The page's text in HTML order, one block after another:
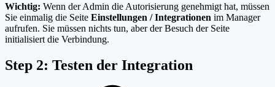
Wichtig: Wenn der Admin die Autorisierung genehmigt hat, müssen
Sie einmalig die Seite Einstellungen / Integrationen im Manager
aufrufen. Sie müssen nichts tun, aber der Besuch der Seite
initialisiert die Verbindung.
Step 2: Testen der Integration